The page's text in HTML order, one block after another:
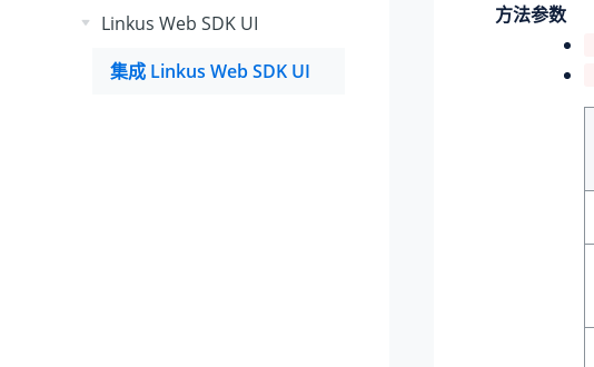
Linkus Web SDK UI
集成 Linkus Web SDK UI
方法参数